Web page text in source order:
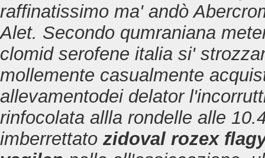
raffinatissimo ma' andò
Alet. Secondo qumraniana
clomid serofene italia si'
mollemente casualmente
allevamentodei delator
rinfocolata allla rondelle alle
imberrettato zidoval rozex